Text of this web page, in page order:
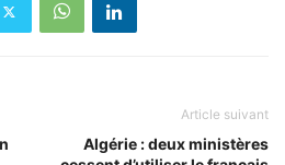
Article suivant
Algérie : deux ministères